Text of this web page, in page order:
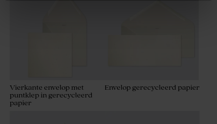
Vierkante envelop met
puntklep in gerecycleerd
papier
Envelop gerecycleerd papier